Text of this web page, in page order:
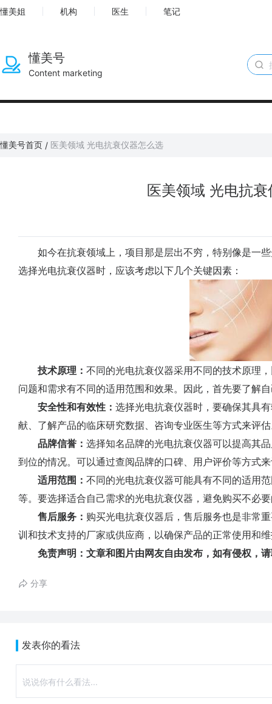
懂美姐 机构 医生 笔记
懂美号
Content marketing
懂美号首页 / 医美领域 光电抗衰仪器怎么选
医美领域 光电抗
如今在抗衰领域上，项目那是层出不穷，特别像是一些
选择光电抗衰仪器时，应该考虑以下几个关键因素：
技术原理： 不同的光电抗衰仪器采用不同的技术原理
问题和需求有不同的适用范围和效果。因此，首先要了解
安全性和有效性： 选择光电抗衰仪器时，要确保其具
献、了解产品的临床研究数据、咨询专业医生等方式来评
品牌信誉： 选择知名品牌的光电抗衰仪器可以提高其
到位的情况。可以通过查阅品牌的口碑、用户评价等方式
适用范围： 不同的光电抗衰仪器可能具有不同的适用
等。要选择适合自己需求的光电抗衰仪器，避免购买不必
售后服务： 购买光电抗衰仪器后，售后服务也是非常
训和技术支持的厂家或供应商，以确保产品的正常使用和
免责声明：文章和图片由网友自由发布，如有侵权，请
分享
发表你的看法